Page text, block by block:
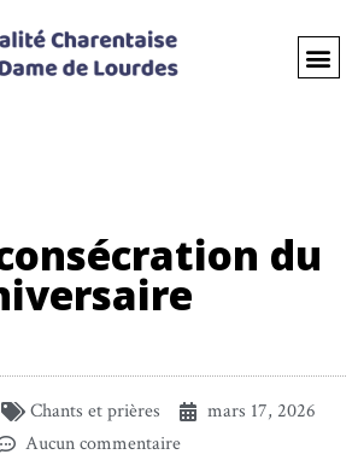
du
Chants et prières
mars 17, 2026
Aucun commentaire